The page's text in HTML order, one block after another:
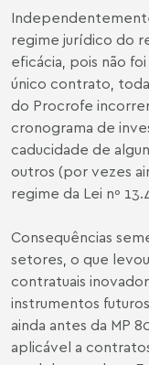
regime jurídico do
eficácia, pois não
único contrato,
do Procrofe
cronograma de
caducidade de
outros (por vezes
regime da Lei nº
Consequências
setores, o que
contratuais
instrumentos
ainda antes da MP
aplicável a